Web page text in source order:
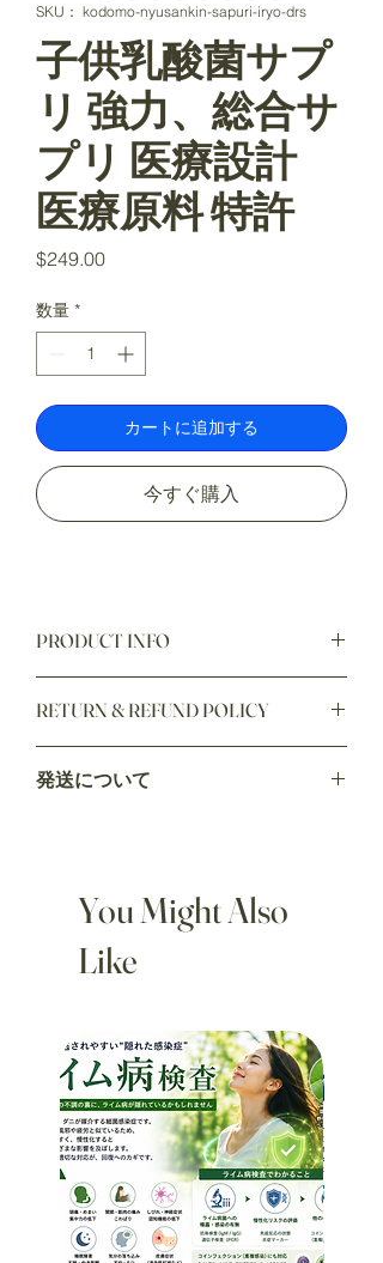
SKU： kodomo-nyusankin-sapuri-iryo-drs
子供乳酸菌サプ
リ 強力、総合サ
プリ 医療設計
医療原料 特許
$249.00価
数量 *
カートに追加する
今すぐ購入
PRODUCT INFO
add more information about your
great space to write what makes this
RETURN & REFUND POLICY
great place to let your customers know
reassure your customers that they can
buy with confidence.
発送について
ます。全て追跡が番号があります
普通郵便追跡
Nippon Exp
Yamato
You Might Also
Like